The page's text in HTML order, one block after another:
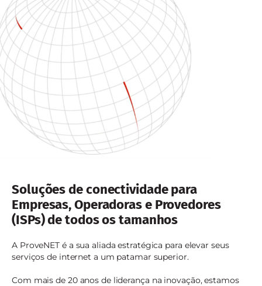
Soluções de conectividade para
Empresas, Operadoras e Provedores
(ISPs) de todos os tamanhos
A ProveNET é a sua aliada estratégica para elevar seus
serviços de internet a um patamar superior.
Com mais de 20 anos de liderança na inovação, estamos